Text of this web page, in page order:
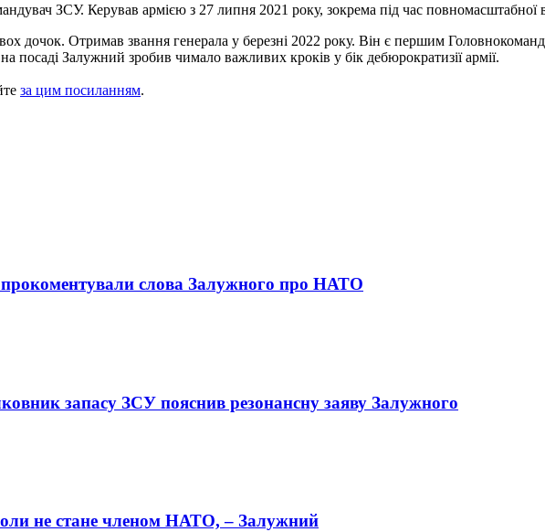
ЗСУ. Керував армією з 27 липня 2021 року, зокрема під час
Отримав звання генерала у березні 2022 року. Він є першим
посаді Залужний зробив чимало важливих кроків у бік дебюрократизії армії.
за цим посиланням.
слова Залужного про НАТО
запасу ЗСУ пояснив резонансну заяву Залужного
не стане членом НАТО, – Залужний